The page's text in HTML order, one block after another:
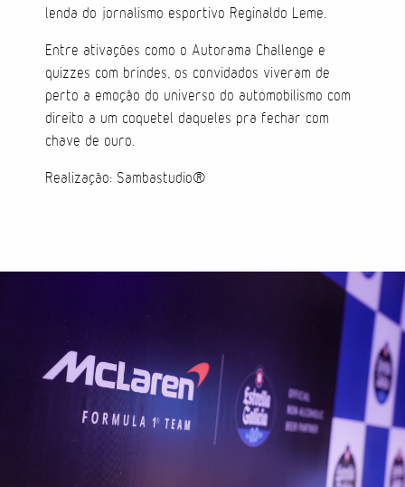
Suporte de Evento
Sacolas
Gráficos
Embalagem
lenda do jornalismo esportivo Reginaldo Leme.
Entre ativações como o Autorama Challenge e
quizzes com brindes, os convidados viveram de
perto a emoção do universo do automobilismo com
direito a um coquetel daqueles pra fechar com
chave de ouro.
Realização: Sambastudio®